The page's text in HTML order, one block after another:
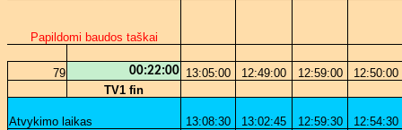
Papildomi baudos taškai
79 00:22:00 13:05:00 12:49:00 12:59:00
12:50:00
TV1 fin
Atvykimo laikas 13:08:30 13:02:45 12:59:30
12:54:30